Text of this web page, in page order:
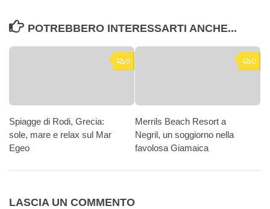
POTREBBERO INTERESSARTI ANCHE...
0
Spiagge di Rodi, Grecia:
sole, mare e relax sul Mar
Egeo
0
Merrils Beach Resort a
Negril, un soggiorno nella
favolosa Giamaica
LASCIA UN COMMENTO